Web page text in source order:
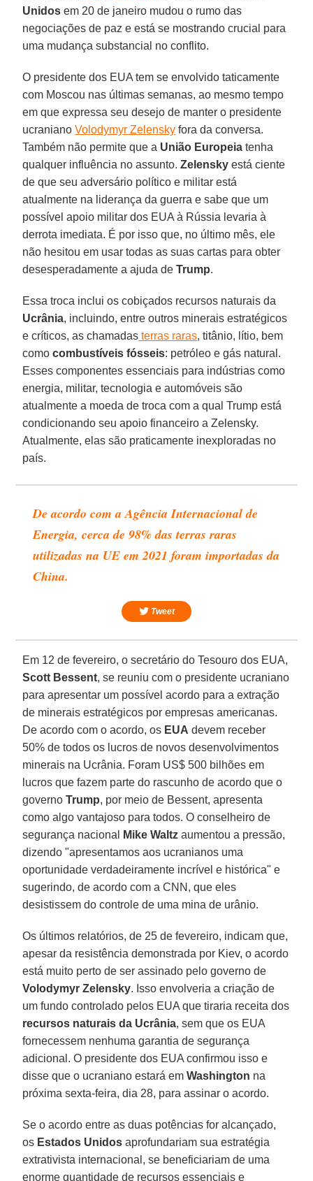
Unidos em 20 de janeiro mudou o rumo das
negociações de paz e está se mostrando crucial para
uma mudança substancial no conflito.
O presidente dos EUA tem se envolvido taticamente
com Moscou nas últimas semanas, ao mesmo tempo
em que expressa seu desejo de manter o presidente
ucranianoVolodymyr Zelensky fora da conversa.
Também não permite que a União Europeia tenha
qualquer influência no assunto.Zelensky está ciente
de que seu adversário político e militar está
atualmente na liderança da guerra e sabe que um
possível apoio militar dos EUA à Rússia levaria à
derrota imediata. É por isso que, no último mês, ele
não hesitou em usar todas as suas cartas para obter
desesperadamente a ajuda deTrump.
Essa troca inclui os cobiçados recursos naturais da
Ucrânia, incluindo, entre outros minerais estratégicos
e críticos, as chamadas terras raras, titânio, lítio, bem
comocombustíveis fósseis: petróleo e gás natural.
Esses componentes essenciais para indústrias como
energia, militar, tecnologia e automóveis são
atualmente a moeda de troca com a qual Trump está
condicionando seu apoio financeiro a Zelensky.
Atualmente, elas são praticamente inexploradas no
país.
De acordo com a Agência Internacional de
Energia, cerca de 98% das terras raras
utilizadas na UE em 2021 foram importadas da
China.
Tweet
Em 12 de fevereiro, o secretário do Tesouro dos EUA,
Scott Bessent, se reuniu com o presidente ucraniano
para apresentar um possível acordo para a extração
de minerais estratégicos por empresas americanas.
De acordo com o acordo, os EUA devem receber
50% de todos os lucros de novos desenvolvimentos
minerais na Ucrânia. Foram US$ 500 bilhões em
lucros que fazem parte do rascunho de acordo que o
governoTrump, por meio de Bessent, apresenta
como algo vantajoso para todos. O conselheiro de
segurança nacional
Mike Waltz aumentou a pressão,
dizendo "apresentamos aos ucranianos uma
oportunidade verdadeiramente incrível e histórica" e
sugerindo, de acordo com a CNN, que eles
desistissem do controle de uma mina de urânio.
Os últimos relatórios, de 25 de fevereiro, indicam que,
apesar da resistência demonstrada por Kiev, o acordo
está muito perto de ser assinado pelo governo de
Volodymyr Zelensky. Isso envolveria a criação de
um fundo controlado pelos EUA que tiraria receita dos
recursos naturais da Ucrânia, sem que os EUA
fornecessem nenhuma garantia de segurança
adicional. O presidente dos EUA confirmou isso e
disse que o ucraniano estará emWashington na
próxima sexta-feira, dia 28, para assinar o acordo.
Se o acordo entre as duas potências for alcançado,
os Estados Unidos aprofundariam sua estratégia
extrativista internacional, se beneficiariam de uma
enorme quantidade de recursos essenciais e